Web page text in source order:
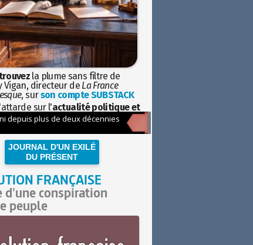
la plume sans filtre de
Vigan, directeur de La France
, surson compte SUBSTACK
sur l'actualité politique et
avec la hauteur de vue de
JOURNAL D'UN EXILÉ
DU PRÉSENT
FRANÇAISE
d'une conspiration
peuple